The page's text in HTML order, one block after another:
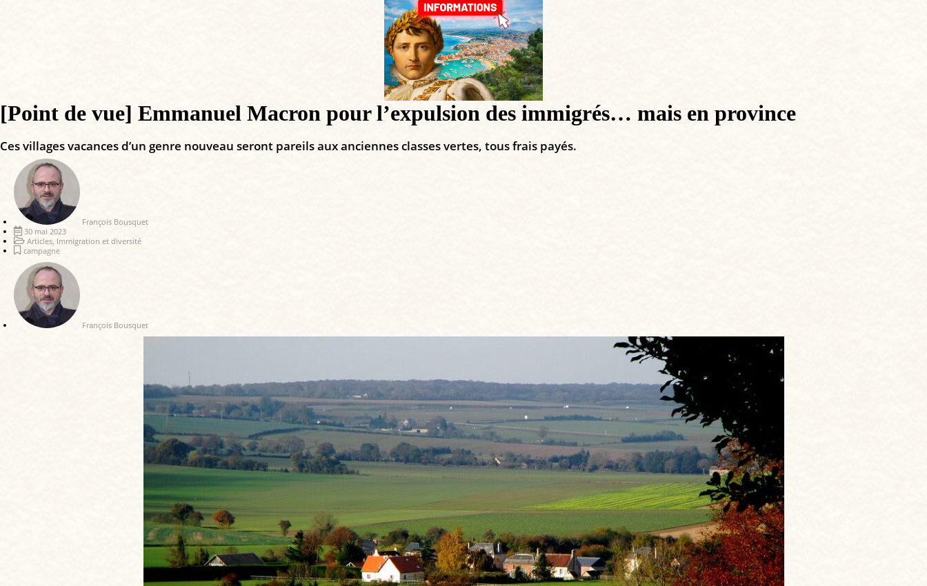
[Point de vue] Emmanuel Macron pour l’expulsion des immigrés… mais en province
Ces villages vacances d’un genre nouveau seront pareils aux anciennes classes vertes, tous frais payés.
François Bousquet
30 mai 2023
Articles Immigration et diversité
campagne
François Bousquet